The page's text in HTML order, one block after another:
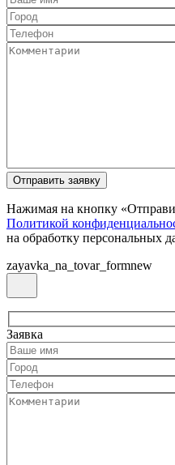
Нажимая на кнопку
Политикой
на обработку персональных
zayavka_na_tovar_formnew
Заявка